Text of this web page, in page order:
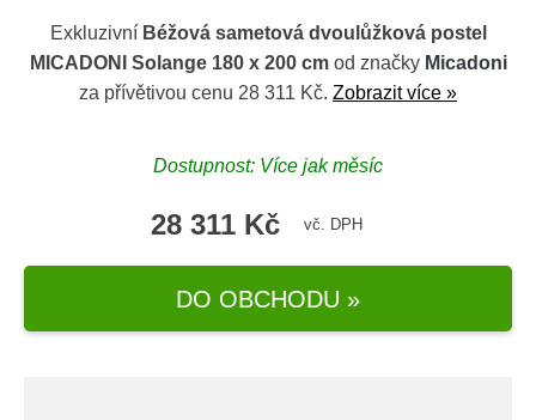
Exkluzivní Béžová sametová dvoulůžková postel
MICADONI Solange 180 x 200 cmod značky Micadoni
za přívětivou cenu 28 311 Kč. Zobrazit více »
Dostupnost: Více jak měsíc
28 311 Kč vč. DPH
DO OBCHODU »